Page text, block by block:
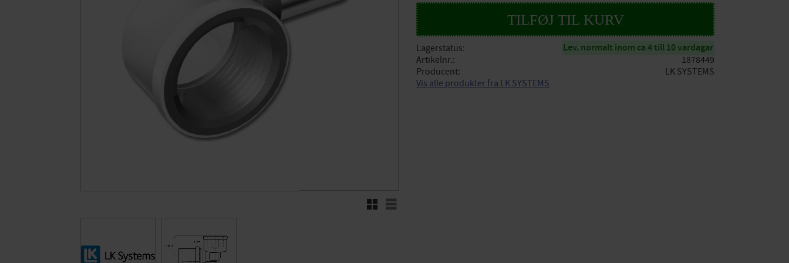
RutenettListe
Lagerstatus Lev. normalt inom ca 4 till 10 vardagar
Artikelnr.
1878449
Producent
LK SYSTEMS
Vis alle produkter fra LK SYSTEMS